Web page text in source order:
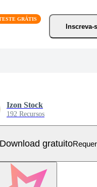
Inscreva-
Izon Stock
192 Recursos
Download gratuito